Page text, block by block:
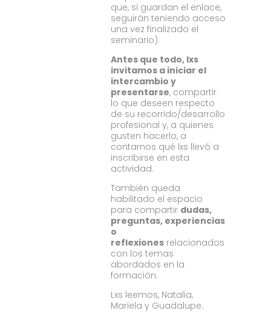
que, si guardan el enlace,
seguirán teniendo acceso
una vez finalizado el
seminario).
Antes que todo, lxs
invitamos a iniciar el
intercambio y
presentarse, compartir
lo que deseen respecto
de su recorrido/desarrollo
profesional y, a quienes
gusten hacerlo, a
contarnos qué lxs llevó a
inscribirse en esta
actividad.
También queda
habilitado el espacio
para compartir dudas,
preguntas, experiencias
o
reflexiones relacionados
con los temas
abordados en la
formación.
Lxs leemos, Natalia,
Mariela y Guadalupe.